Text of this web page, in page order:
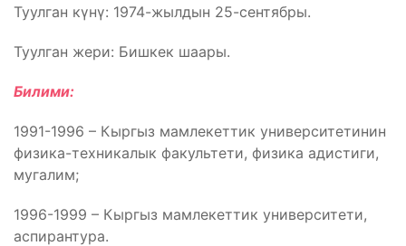
Туулган күнү: 1974-жылдын 25-сентябры.
Туулган жери: Бишкек шаары.
Билими:
1991-1996 – Кыргыз мамлекеттик университетинин
физика-техникалык факультети, физика адистиги,
мугалим;
1996-1999 – Кыргыз мамлекеттик университети,
аспирантура.